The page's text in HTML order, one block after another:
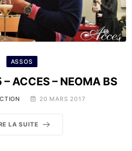
ASSOS
ACCES – NEOMA BS
20 MARS 2017
LA SUITE